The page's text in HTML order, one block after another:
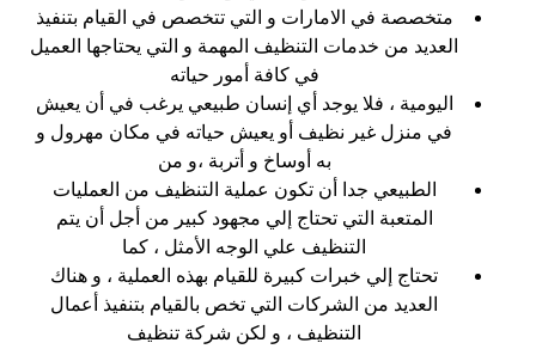
متخصصة في الامارات و التي تتخصص في القيام بتنفيذ
العديد من خدمات التنظيف المهمة و التي يحتاجها العميل
في كافة أمور حياته
اليومية ، فلا يوجد أي إنسان طبيعي يرغب في أن يعيش
في منزل غير نظيف أو يعيش حياته في مكان مهرول و
به أوساخ و أتربة ،و من
الطبيعي جدا أن تكون عملية التنظيف من العمليات
المتعبة التي تحتاج إلي مجهود كبير من أجل أن يتم
التنظيف علي الوجه الأمثل ، كما
تحتاج إلي خبرات كبيرة للقيام بهذه العملية ، و هناك
العديد من الشركات التي تخص بالقيام بتنفيذ أعمال
التنظيف ، و لكن شركة تنظيف